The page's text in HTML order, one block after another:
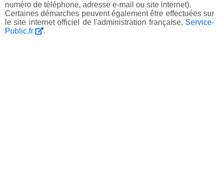
numéro de téléphone, adresse e-mail ou site internet).
Certaines démarches peuvent également être effectuées sur
le site internet officiel de l'administration française, Service-
Public.fr
.